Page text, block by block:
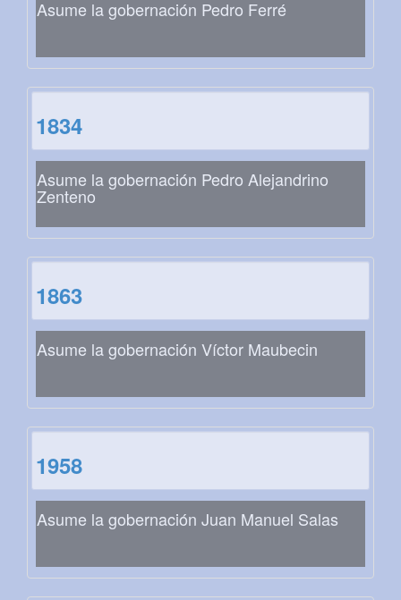
Asume la gobernación Pedro Ferré
1834
Asume la gobernación Pedro Alejandrino
Zenteno
1863
Asume la gobernación Víctor Maubecin
1958
Asume la gobernación Juan Manuel Salas